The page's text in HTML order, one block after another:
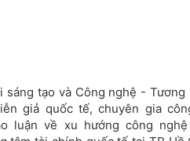
tạo và Công nghệ - Tương
giả quốc tế, chuyên gia
luận về xu hướng công